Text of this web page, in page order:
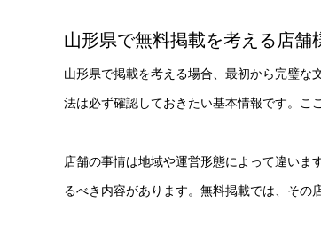
山形県で無料掲載を考える店舗
山形県で掲載を考える場合、最初から完璧な
法は必ず確認しておきたい基本情報です。こ
店舗の事情は地域や運営形態によって違いま
るべき内容があります。無料掲載では、その